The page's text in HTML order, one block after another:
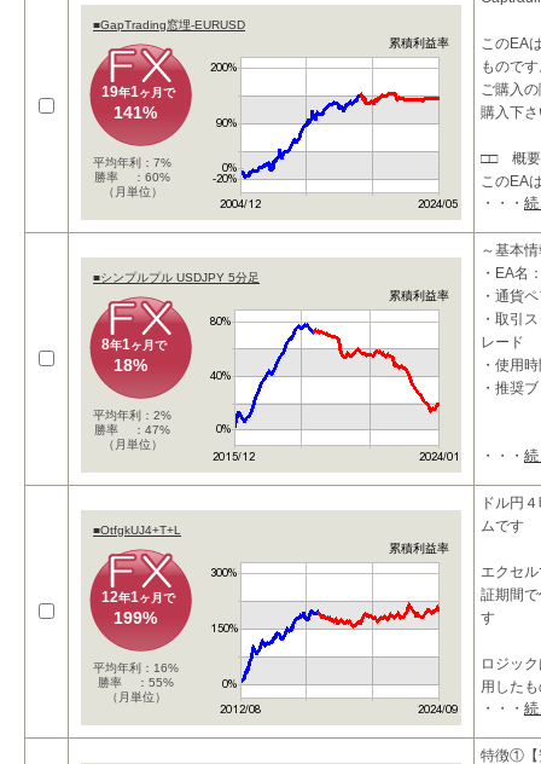
・長期
■GapTrading窓埋-EURUSD
累積利益率
19年1ヶ月で
141%
平均年利：7%
勝率 ：60%
（月単位）
このEA
もので
ご購入
購入下
□□ 概
このEA
化し、
利確条
・・・
■シンプルプル USDJPY 5分足
累積利益率
8年1ヶ月で
18%
平均年利：2%
勝率 ：47%
（月単位）
～基本
・EA名
・通貨
・取引
レード
・使用
・推奨
～概要～
高収益
・・・
■OtfgkUJ4+T+L
累積利益率
12年1ヶ月で
199%
平均年利：16%
勝率 ：55%
（月単位）
ドル円
ムです
エクセ
証期間
す
ロジッ
用した
１２年
・・・
特徴①【